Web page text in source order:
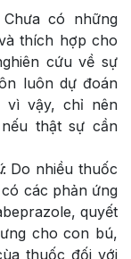
có những
thích hợp cho
cứu về sự
luôn dự đoán
vì vậy, chỉ nên
thật sự cần
: Do nhiều thuốc
các phản ứng
quyết
cho con bú,
thuốc đối với